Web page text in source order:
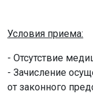
Условия приема:
- Отсутствие
- Зачисление
от законного